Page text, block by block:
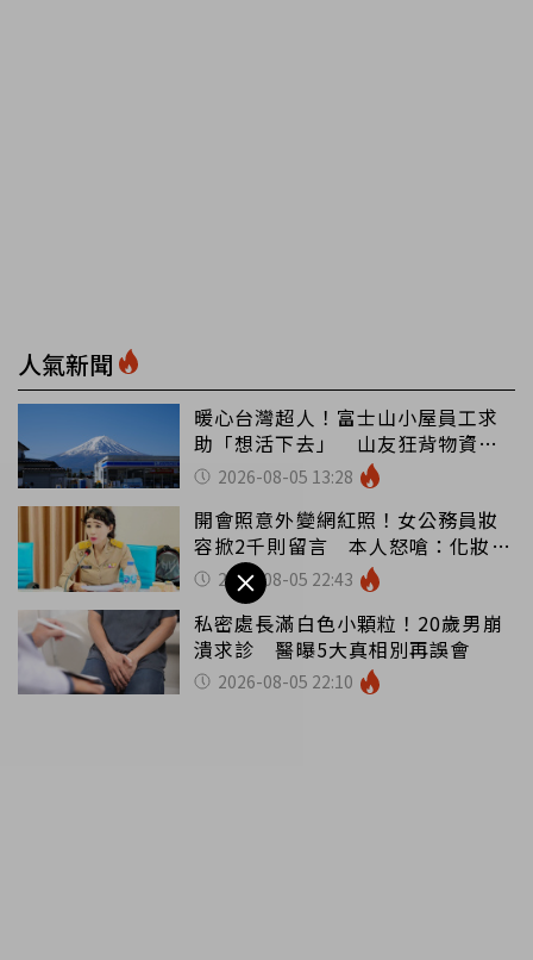
人氣新聞
暖心台灣超人！富士山小屋員工求
助「想活下去」 山友狂背物資上
山：台灣真的是寶島
2026-08-05 13:28
開會照意外變網紅照！女公務員妝
容掀2千則留言 本人怒嗆：化妝有
錯嗎2026-08-05 22:43
私密處長滿白色小顆粒！20歲男崩
潰求診 醫曝5大真相別再誤會
2026-08-05 22:10